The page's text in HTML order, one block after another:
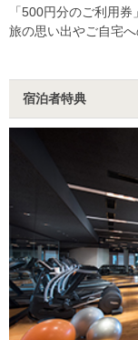
「500円分のご利用
旅の思い出やご自宅
宿泊者特典